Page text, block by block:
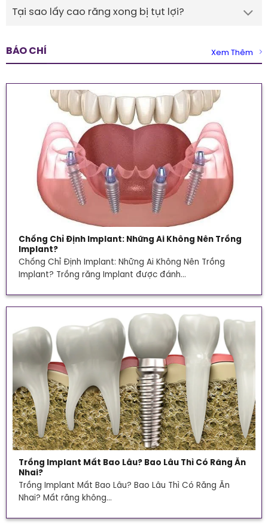
Tại sao lấy cao răng xong bị tụt lợi?
BÁO CHÍ Xem Thêm
Chống Chỉ Định Implant: Những Ai Không Nên Trồng
Implant?
Chống Chỉ Định Implant: Những Ai Không Nên Trồng
Implant? Trồng răng Implant được đánh...
Trồng Implant Mất Bao Lâu? Bao Lâu Thì Có Răng Ăn
Nhai?
Trồng Implant Mất Bao Lâu? Bao Lâu Thì Có Răng Ăn
Nhai? Mất răng không...